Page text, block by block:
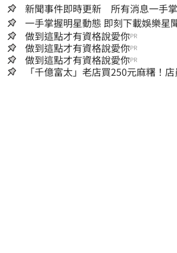
新聞事件即時更新 所有消息一手掌
一手掌握明星動態 即刻下載娛
做到這點才有資格說愛你PR
做到這點才有資格說愛你PR
做到這點才有資格說愛你PR
「千億富太」老店買250元麻糬！